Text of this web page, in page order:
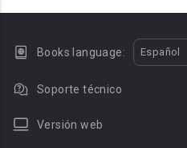
Books language: Español
Soporte técnico
Versión web